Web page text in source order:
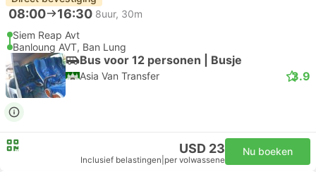
08:00 16:30 8uur, 30m
Siem Reap Avt
Banloung AVT, Ban Lung
Bus voor 12 personen | Busje
Asia Van Transfer 3.9
USD 23
Inclusief belastingen per volwassene
Nu boeken